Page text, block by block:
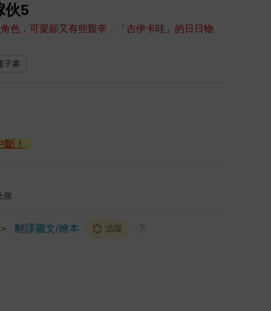
伙5
色，可愛卻又有些艱辛，「吉伊卡哇」的日日物
子書
！
限
翻譯圖文/繪本 追蹤 ?